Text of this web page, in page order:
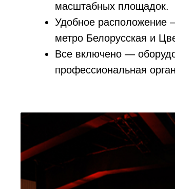
масштабных площадок.
Удобное расположение
метро Белорусская и
Все включено —
профессиональная